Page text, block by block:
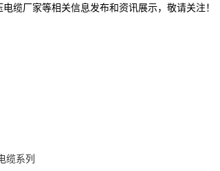
缆厂家等相关信息发布和资讯展示，敬请关注！
缆系列